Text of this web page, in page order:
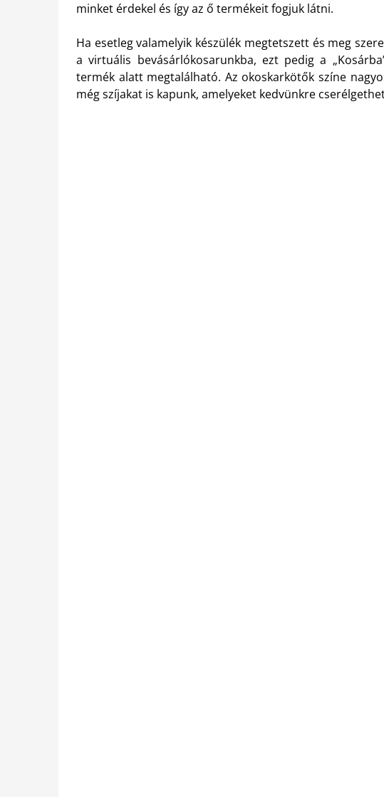
minket érdekel és így az ő termékeit fogjuk látni.
Ha esetleg valamelyik készülék megtetszett és meg
a virtuális bevásárlókosarunkba, ezt pedig a
termék alatt megtalálható. Az okoskarkötők színe
még szíjakat is kapunk, amelyeket kedvünkre